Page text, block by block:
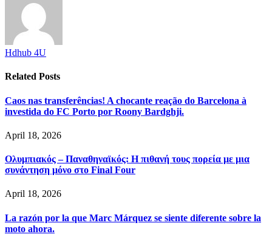
Hdhub 4U
Related Posts
Caos nas transferências! A chocante reação do Barcelona à
investida do FC Porto por Roony Bardghji.
April 18, 2026
Ολυμπιακός – Παναθηναϊκός: Η πιθανή τους πορεία με μια
συνάντηση μόνο στο Final Four
April 18, 2026
La razón por la que Marc Márquez se siente diferente sobre la
moto ahora.